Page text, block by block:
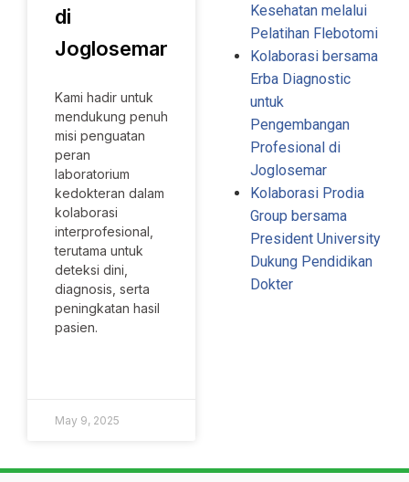
di
Joglosemar
Kami hadir untuk
mendukung penuh
misi penguatan
peran
laboratorium
kedokteran dalam
kolaborasi
interprofesional,
terutama untuk
deteksi dini,
diagnosis, serta
peningkatan hasil
pasien.
May 9, 2025
Kesehatan melalui
Pelatihan Flebotomi
Kolaborasi bersama
Erba Diagnostic
untuk
Pengembangan
Profesional di
Joglosemar
Kolaborasi Prodia
Group bersama
President University
Dukung Pendidikan
Dokter